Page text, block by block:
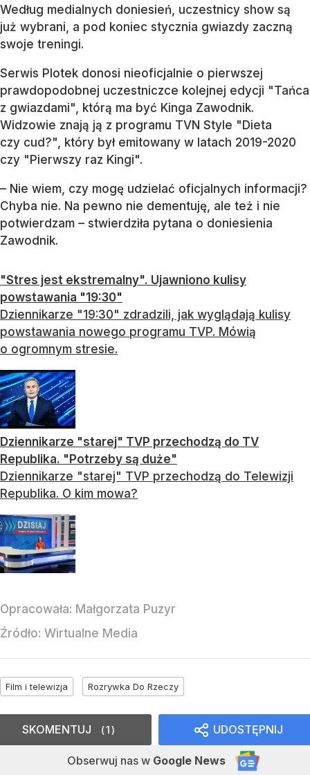
Według medialnych doniesień, uczestnicy show są
już wybrani, a pod koniec stycznia gwiazdy zaczną
swoje treningi.
Serwis Plotek donosi nieoficjalnie o pierwszej
prawdopodobnej uczestniczce kolejnej edycji "Tańca
z gwiazdami", którą ma być Kinga Zawodnik.
Widzowie znają ją z programu TVN Style "Dieta
czy cud?", który był emitowany w latach 2019-2020
czy "Pierwszy raz Kingi".
– Nie wiem, czy mogę udzielać oficjalnych informacji?
Chyba nie. Na pewno nie dementuję, ale też i nie
potwierdzam – stwierdziła pytana o doniesienia
Zawodnik.
"Stres jest ekstremalny". Ujawniono kulisy
powstawania "19:30"
Dziennikarze "19:30" zdradzili, jak wyglądają kulisy
powstawania nowego programu TVP. Mówią
o ogromnym stresie.
Dziennikarze "starej" TVP przechodzą do TV
Republika. "Potrzeby są duże"
Dziennikarze "starej" TVP przechodzą do Telewizji
Republika. O kim mowa?
Opracowała: Małgorzata Puzyr
Źródło: Wirtualne Media
Film i telewizja Rozrywka Do Rzeczy
UDOSTĘPNIJ
Obserwuj nas w Google News
SKOMENTUJ 1